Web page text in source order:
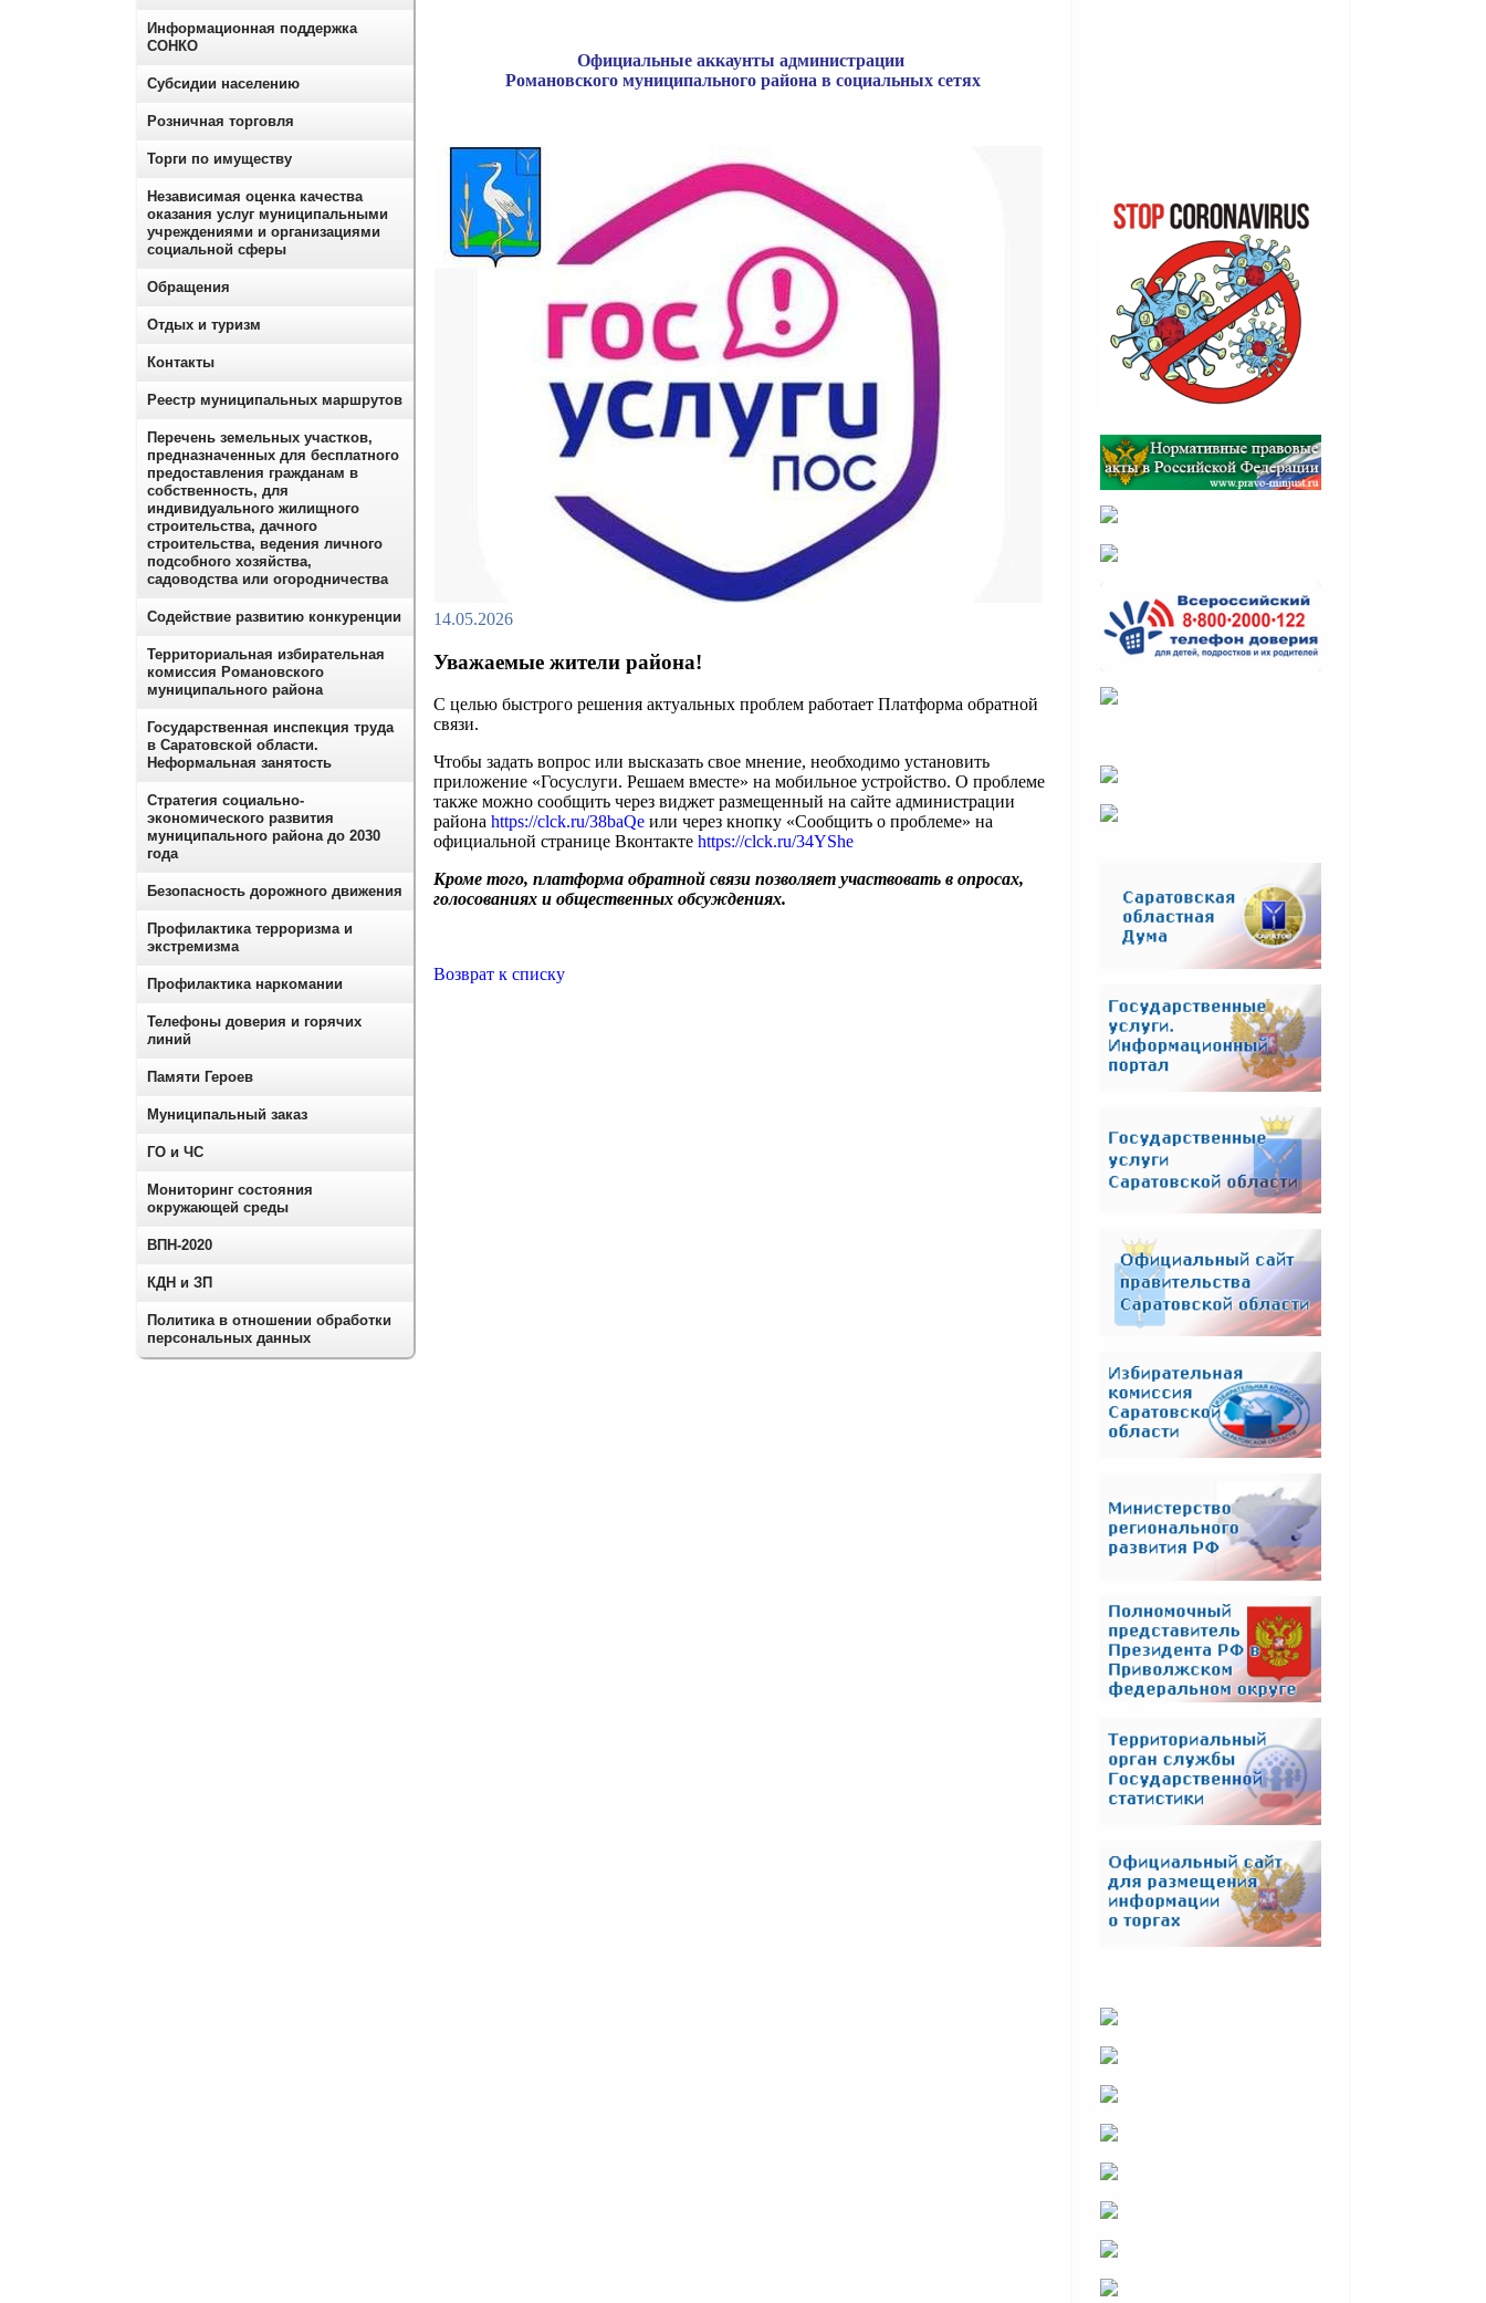
Официальные аккаунты администрации
Романовского муниципального района в социальных сетях
14.05.2026
Уважаемые жители района!
С целью быстрого решения актуальных проблем работает Платформа обратной
связи.
Чтобы задать вопрос или высказать свое мнение, необходимо установить
приложение «Госуслуги. Решаем вместе» на мобильное устройство. О проблеме
также можно сообщить через виджет размещенный на сайте администрации
района https://clck.ru/38baQe или через кнопку «Сообщить о проблеме» на
официальной странице Вконтакте https://clck.ru/34YShe
Кроме того, платформа обратной связи позволяет участвовать в опросах,
голосованиях и общественных обсуждениях.
Возврат к списку
Информационная поддержка
СОНКО
Субсидии населению
Розничная торговля
Торги по имуществу
Независимая оценка качества
оказания услуг муниципальными
учреждениями и организациями
социальной сферы
Обращения
Отдых и туризм
Контакты
Реестр муниципальных маршрутов
Перечень земельных участков,
предназначенных для бесплатного
предоставления гражданам в
собственность, для
индивидуального жилищного
строительства, дачного
строительства, ведения личного
подсобного хозяйства,
садоводства или огородничества
Содействие развитию конкуренции
Территориальная избирательная
комиссия Романовского
муниципального района
Государственная инспекция труда
в Саратовской области.
Неформальная занятость
Стратегия социально-
экономического развития
муниципального района до 2030
года
Безопасность дорожного движения
Профилактика терроризма и
экстремизма
Профилактика наркомании
Телефоны доверия и горячих
линий
Памяти Героев
Муниципальный заказ
ГО и ЧС
Мониторинг состояния
окружающей среды
ВПН-2020
КДН и ЗП
Политика в отношении обработки
персональных данных